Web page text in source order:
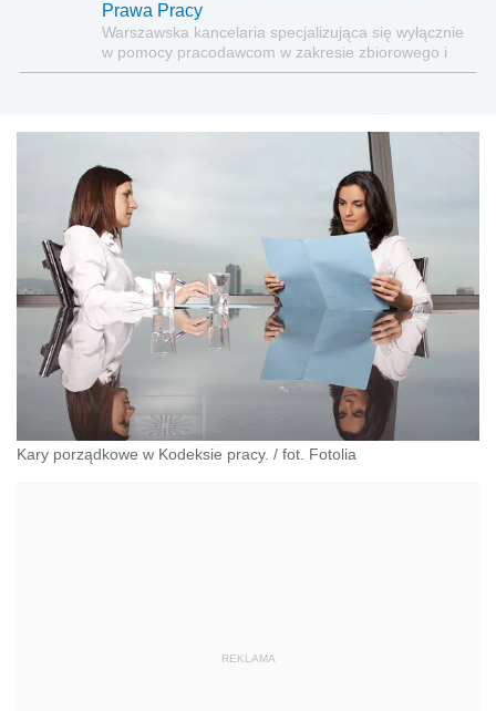
Prawa Pracy
Warszawska kancelaria specjalizująca się wyłącznie
w pomocy pracodawcom w zakresie zbiorowego i
indywidualnego prawa pracy oraz świadczeń
Kary porządkowe w Kodeksie pracy. / fot. Fotolia